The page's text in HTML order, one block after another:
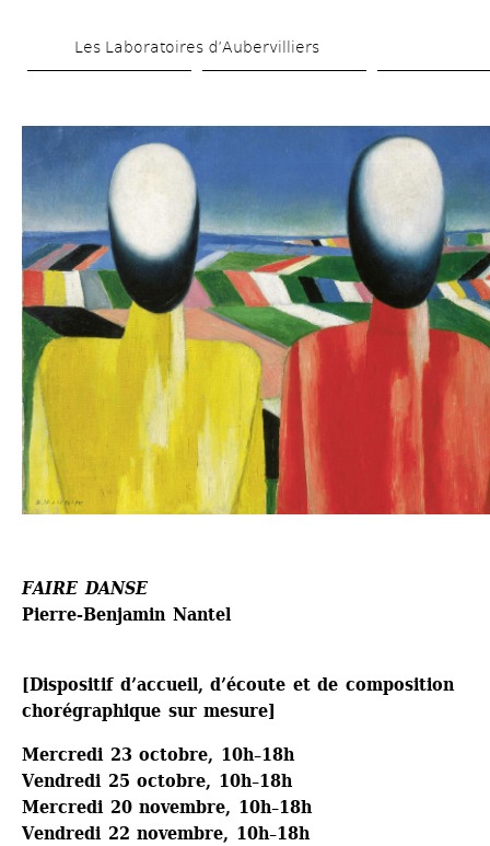
to
content
Les Laboratoires d’Aubervilliers
FAIRE DANSE
Pierre-Benjamin Nantel
[Dispositif d’accueil, d’écoute et de composition
chorégraphique sur mesure]
Mercredi 23 octobre, 10h–18h
Vendredi 25 octobre, 10h–18h
Mercredi 20 novembre, 10h–18h
Vendredi 22 novembre, 10h–18h